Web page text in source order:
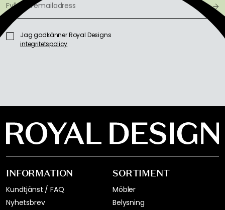
Jag godkänner Royal Designs
integritetspolicy
INFORMATION
Kundtjänst / FAQ
Nyhetsbrev
SORTIMENT
Möbler
Belysning